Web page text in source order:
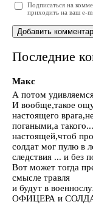
Подписаться на
приходить на ваш e-
Последние
Макс
А потом
И вообще,такое
настоящего
погаными,а
настоящей,чтоб
солдат мог пулю в
следствия ... и без
Вот может тогда
смысле травля
и будут в
ОФИЦЕРА и